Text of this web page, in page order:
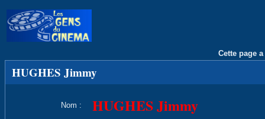
Cette page
HUGHES Jimmy
Nom : HUGHES Jimmy